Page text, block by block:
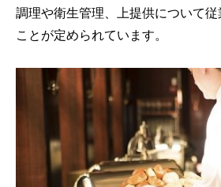
調理や衛生管理、上提供について
ことが定められています。